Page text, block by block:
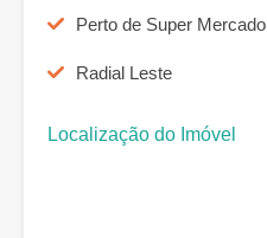
Perto de Super Mercado
Radial Leste
Localização do Imóvel